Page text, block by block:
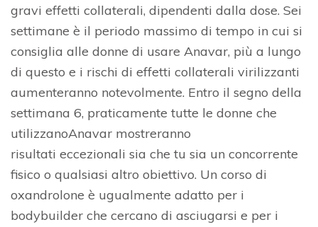
gravi effetti collaterali, dipendenti dalla dose. Sei
settimane è il periodo massimo di tempo in cui si
consiglia alle donne di usare Anavar, più a lungo
di questo e i rischi di effetti collaterali virilizzanti
aumenteranno notevolmente. Entro il segno della
settimana 6, praticamente tutte le donne che
utilizzanoAnavar mostreranno
risultati eccezionali sia che tu sia un concorrente
fisico o qualsiasi altro obiettivo. Un corso di
oxandrolone è ugualmente adatto per i
bodybuilder che cercano di asciugarsi e per i